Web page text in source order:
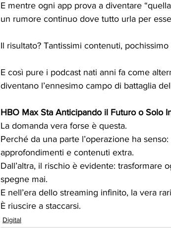
E mentre ogni app prova a diventare
un rumore continuo dove tutto urla per
Il risultato? Tantissimi contenuti,
E così pure i podcast nati anni fa come
diventano l’ennesimo campo di battaglia
HBO Max Sta Anticipando il Futuro o Solo
La domanda vera forse è questa.
Perché da una parte l’operazione ha
approfondimenti e contenuti extra.
Dall’altra, il rischio è evidente: trasformare
spegne mai.
E nell’era dello streaming infinito, la vera
È riuscire a staccarsi.
Digital